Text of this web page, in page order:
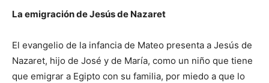
La emigración de Jesús de Nazaret
El evangelio de la infancia de Mateo presenta a Jesús de
Nazaret, hijo de José y de María, como un niño que tiene
que emigrar a Egipto con su familia, por miedo a que lo